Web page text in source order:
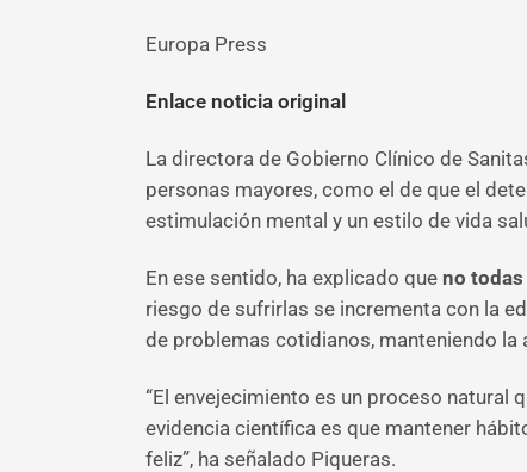
Europa Press
Enlace noticia original
La directora de Gobierno Clínico de
personas mayores, como el de que el
estimulación mental y un estilo de vida
En ese sentido, ha explicado que no
riesgo de sufrirlas se incrementa con la
de problemas cotidianos, manteniendo la
“El envejecimiento es un proceso natural
evidencia científica es que mantener
feliz”, ha señalado Piqueras.